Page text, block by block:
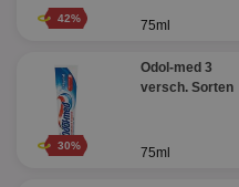
42% 75ml
30%
Odol-med 3
versch. Sorten
75ml